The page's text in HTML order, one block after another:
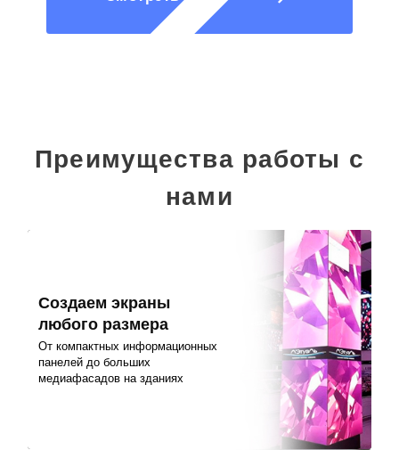
Преимущества работы с
нами
Создаем экраны
любого размера
От компактных информационных
панелей до больших
медиафасадов на зданиях